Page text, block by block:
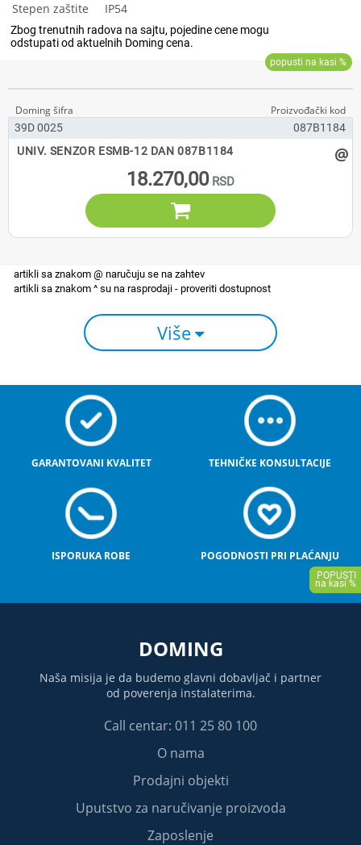
Stepen zaštite IP54
39D 0025
087B1184
UNIV. SENZOR ESMB-12 DAN 087B1184
18.270,00
@

Više
GARANTOVANI KVALITET TEHNIČKE KONSULTACIJE
ISPORUKA ROBE POGODNOSTI PRI PLAĆANJU
DOMING
Naša misija je da budemo glavni dobavljač i partner
od poverenja instalaterima.
Call centar: 011 25 80 100
O nama
Prodajni objekti
Uputstvo za naručivanje proizvoda
Zaposlenje